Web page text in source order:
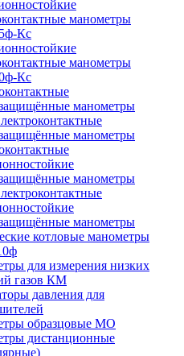
манометры
Кс
манометры
Кс
манометры
манометры
манометры
манометры
котловые манометры
для измерения низких
газов КМ
давления для
образцовые МО
дистанционные